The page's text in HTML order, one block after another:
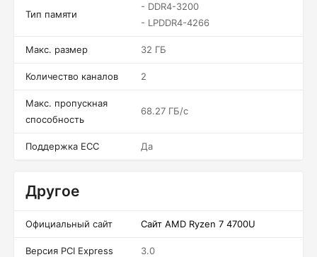
Тип памяти
- DDR4-3200
- LPDDR4-4266
Макс. размер 32 ГБ
Количество каналов 2
Макс. пропускная
способность
68.27 ГБ/c
Поддержка ECC Да
Другое
Официальный сайт Сайт AMD Ryzen 7 4700U
Версия PCI Express 3.0